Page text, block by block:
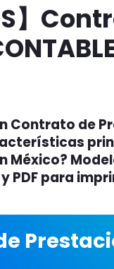
】
Contrato de
México?
PDF para